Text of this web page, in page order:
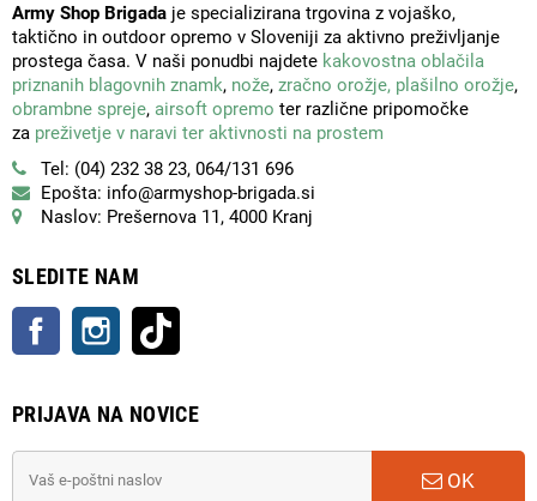
Army Shop Brigada je specializirana trgovina z vojaško,
taktično in outdoor opremo v Sloveniji za aktivno preživljanje
prostega časa. V naši ponudbi najdete kakovostna oblačila
priznanih blagovnih znamk, nože, zračno orožje, plašilno orožje,
obrambne spreje, airsoft opremo ter različne pripomočke
za preživetje v naravi ter aktivnosti na prostem
Tel: (04) 232 38 23, 064/131 696
Epošta: info@armyshop-brigada.si
Naslov: Prešernova 11, 4000 Kranj
SLEDITE NAM
FacebookInstagram
PRIJAVA NA NOVICE
OK